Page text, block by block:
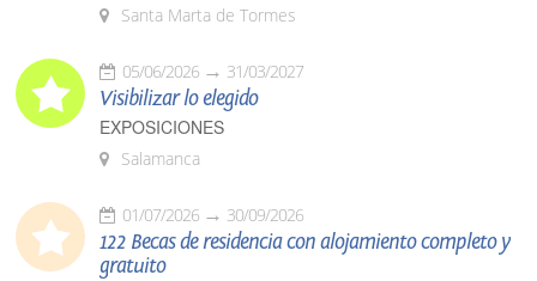
Santa Marta de Tormes
05/06/2026 31/03/2027
Visibilizar lo elegido
EXPOSICIONES
Salamanca
01/07/2026 30/09/2026
122 Becas de residencia con alojamiento completo y
gratuito